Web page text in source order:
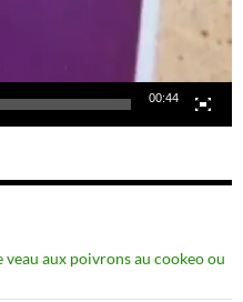
00:44
veau aux poivrons au cookeo ou